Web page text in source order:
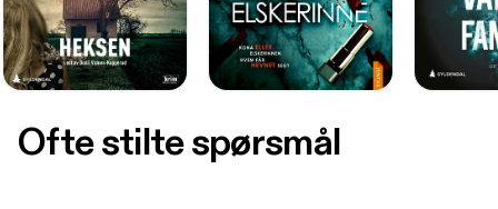
Ofte stilte spørsmål